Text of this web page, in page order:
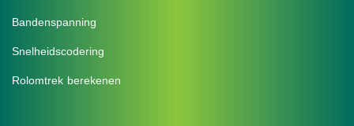
Bandenspanning
Snelheidscodering
Rolomtrek berekenen